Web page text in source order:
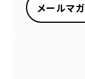
メールマ